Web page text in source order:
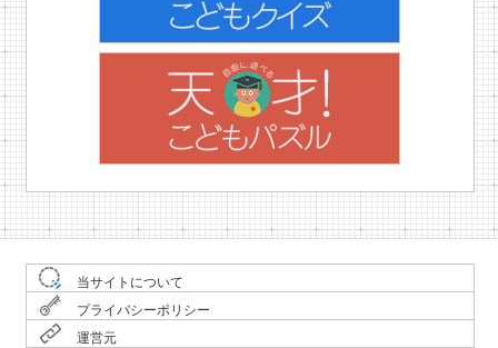
当サイトについて
プライバシーポリシー
運営元